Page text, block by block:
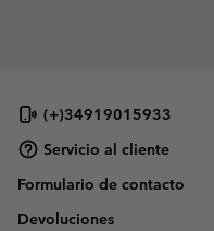
(+)34919015933
Servicio al cliente
Formulario de contacto
Devoluciones